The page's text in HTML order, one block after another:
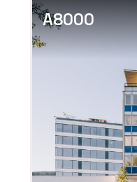
Stůl MOVE
A8000